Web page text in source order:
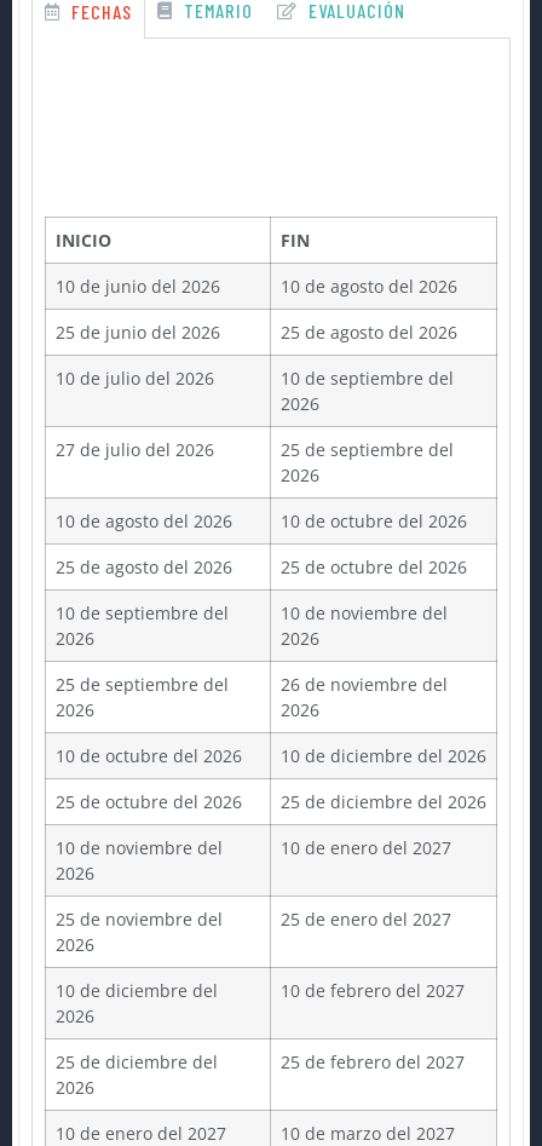
FECHAS TEMARIO EVALUACIÓN
INICIO
FIN
10 de junio del 2026
10 de agosto del 2026
25 de junio del 2026
25 de agosto del 2026
10 de julio del 2026
10 de septiembre del
2026
27 de julio del 2026
25 de septiembre del
2026
10 de agosto del 2026
10 de octubre del 2026
25 de agosto del 2026
25 de octubre del 2026
10 de septiembre del
2026
10 de noviembre del
2026
25 de septiembre del
2026
26 de noviembre del
2026
10 de octubre del 2026
10 de diciembre del 2026
25 de octubre del 2026
25 de diciembre del 2026
10 de noviembre del
2026
10 de enero del 2027
25 de noviembre del
2026
25 de enero del 2027
10 de diciembre del
2026
10 de febrero del 2027
25 de diciembre del
2026
25 de febrero del 2027
10 de enero del 2027
10 de marzo del 2027